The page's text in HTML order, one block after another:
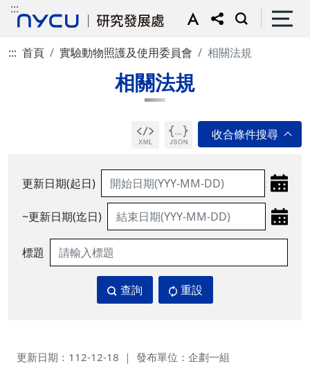
:::
::: 首頁 實驗動物照護及使用委員會 相關法規
相關法規
更新日期(起日)
~更新日期(迄日)
標題
查詢 重設
更新日期：112-12-18 發布單位：企劃一組